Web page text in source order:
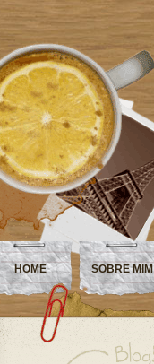
HOME SOBRE MIM